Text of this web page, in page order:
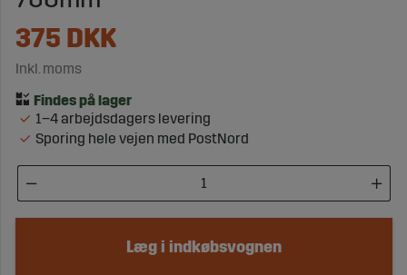
375 DKK
Inkl. moms
1–4 arbejdsdagers levering
Sporing hele vejen med PostNord
Læg i indkøbsvognen